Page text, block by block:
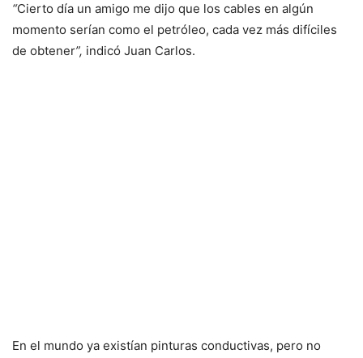
“Cierto día un amigo me dijo que los cables en algún
momento serían como el petróleo, cada vez más difíciles
de obtener”, indicó Juan Carlos.
En el mundo ya existían pinturas conductivas, pero no